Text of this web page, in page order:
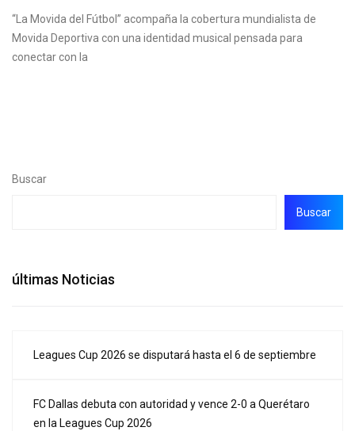
“La Movida del Fútbol” acompaña la cobertura mundialista de
Movida Deportiva con una identidad musical pensada para
conectar con la
Buscar
Buscar
últimas Noticias
Leagues Cup 2026 se disputará hasta el 6 de septiembre
FC Dallas debuta con autoridad y vence 2-0 a Querétaro
en la Leagues Cup 2026